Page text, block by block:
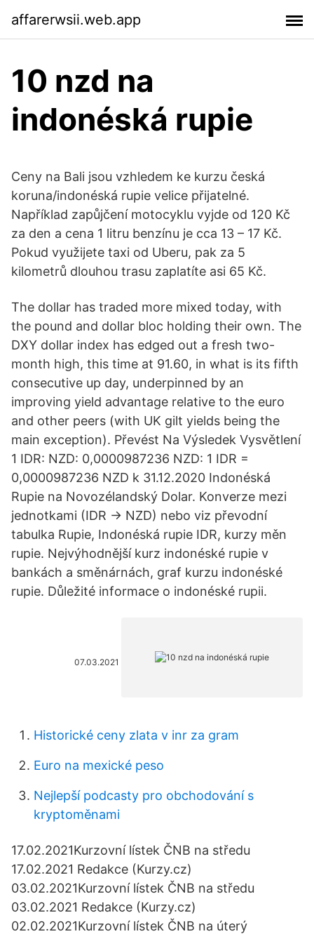
affarerwsii.web.app
10 nzd na
indonéská rupie
Ceny na Bali jsou vzhledem ke kurzu česká
koruna/indonéská rupie velice přijatelné.
Například zapůjčení motocyklu vyjde od 120 Kč
za den a cena 1 litru benzínu je cca 13 – 17 Kč.
Pokud využijete taxi od Uberu, pak za 5
kilometrů dlouhou trasu zaplatíte asi 65 Kč.
The dollar has traded more mixed today, with
the pound and dollar bloc holding their own. The
DXY dollar index has edged out a fresh two-
month high, this time at 91.60, in what is its fifth
consecutive up day, underpinned by an
improving yield advantage relative to the euro
and other peers (with UK gilt yields being the
main exception). Převést Na Výsledek Vysvětlení
1 IDR: NZD: 0,0000987236 NZD: 1 IDR =
0,0000987236 NZD k 31.12.2020 Indonéská
Rupie na Novozélandský Dolar. Konverze mezi
jednotkami (IDR → NZD) nebo viz převodní
tabulka Rupie, Indonéská rupie IDR, kurzy měn
rupie. Nejvýhodnější kurz indonéské rupie v
bankách a směnárnách, graf kurzu indonéské
rupie. Důležité informace o indonéské rupii.
07.03.2021
Historické ceny zlata v inr za gram
Euro na mexické peso
Nejlepší podcasty pro obchodování s
kryptoměnami
17.02.2021Kurzovní lístek ČNB na středu
17.02.2021 Redakce (Kurzy.cz)
03.02.2021Kurzovní lístek ČNB na středu
03.02.2021 Redakce (Kurzy.cz)
02.02.2021Kurzovní lístek ČNB na úterý